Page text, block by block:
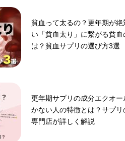
貧血って太るの？更年期が絶
い「貧血太り」に繋がる貧血
は？貧血サプリの選び方3選
更年期サプリの成分エクオー
かない人の特徴とは？サプリ
専門店が詳しく解説